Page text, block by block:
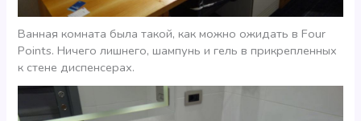
Ванная комната была такой, как можно ожидать в Four
Points. Ничего лишнего, шампунь и гель в прикрепленных
к стене диспенсерах.